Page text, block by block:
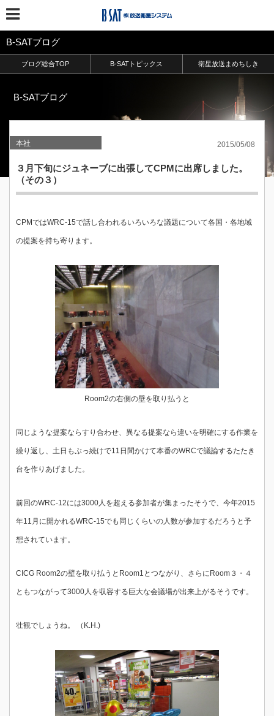
B-SATブログ
ブログ総合TOP B-SATトピックス 衛星放送まめちしき
B-SATブログ
本社 2015/05/08
３月下旬にジュネーブに出張してCPMに出席しました。
（その３）
CPMではWRC-15で話し合われるいろいろな議題について各国・各地域
の提案を持ち寄ります。
Room2の右側の壁を取り払うと
同じような提案ならすり合わせ、異なる提案なら違いを明確にする作業を
繰り返し、土日もぶっ続けで11日間かけて本番のWRCで議論するたたき
台を作りあげました。
前回のWRC-12には3000人を超える参加者が集まったそうで、今年2015
年11月に開かれるWRC-15でも同じくらいの人数が参加するだろうと予
想されています。
CICG Room2の壁を取り払うとRoom1とつながり、さらにRoom３・４
ともつながって3000人を収容する巨大な会議場が出来上がるそうです。
壮観でしょうね。 （K.H.)